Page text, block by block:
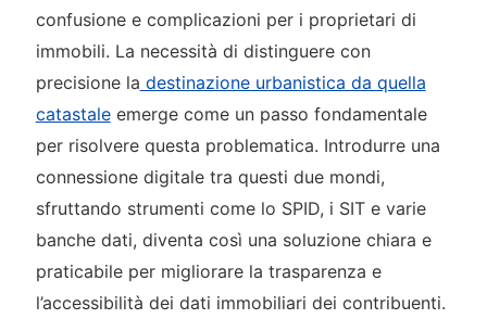
confusione e complicazioni per i proprietari di
immobili. La necessità di distinguere con
precisione la destinazione urbanistica da quella
catastaleemerge come un passo fondamentale
per risolvere questa problematica. Introdurre una
connessione digitale tra questi due mondi,
sfruttando strumenti come lo SPID, i SIT e varie
banche dati, diventa così una soluzione chiara e
praticabile per migliorare la trasparenza e
l’accessibilità dei dati immobiliari dei contribuenti.